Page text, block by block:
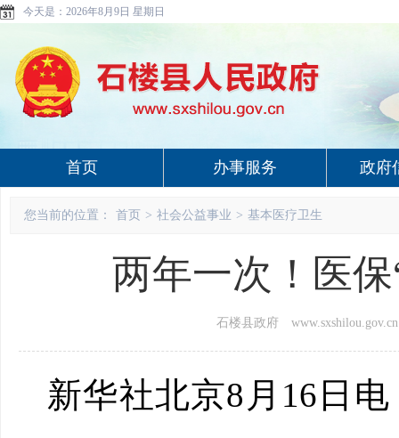
今天是： 2026年8月9日 星期日
首页 办事服务 政府
您当前的位置： 首页 > 社会公益事业 > 基本医疗卫生
两年一次！医
石楼县政府 www.sxshilou.gov.cn
新华社北京8月16日